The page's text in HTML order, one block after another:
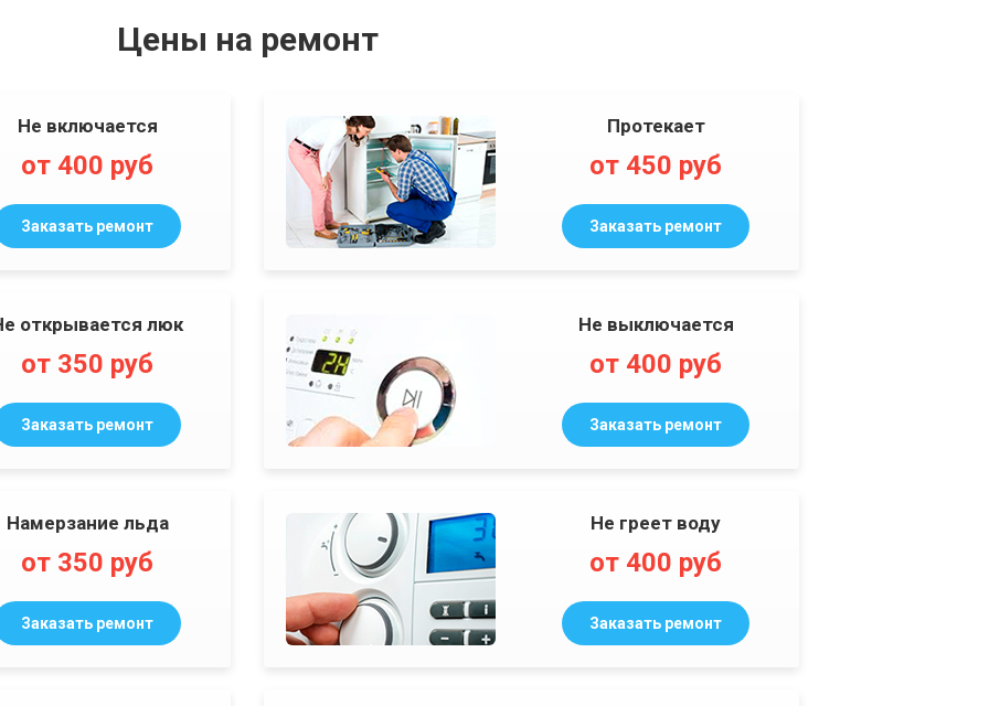
Цены на ремонт
Не включается
от 400 руб
Заказать ремонт
Протекает
от 450 руб
Заказать ремонт
открывается люк
от 350 руб
Заказать ремонт
Не выключается
от 400 руб
Заказать ремонт
Намерзание льда
от 350 руб
Заказать ремонт
Не греет воду
от 400 руб
Заказать ремонт